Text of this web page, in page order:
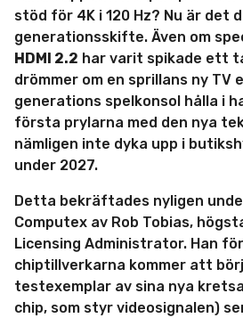
stöd för 4K i 120 Hz? Nu är det
generationsskifte. Även om
HDMI 2.2 har varit spikade ett
drömmer om en sprillans ny TV
generations spelkonsol hålla i
första prylarna med den nya
nämligen inte dyka upp i
under 2027.
Detta bekräftades nyligen
Computex av Rob Tobias,
Licensing Administrator. Han
chiptillverkarna kommer att
testexemplar av sina nya
chip, som styr videosignalen)